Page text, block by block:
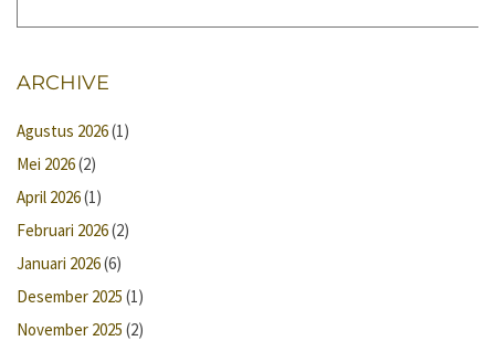
ARCHIVE
Agustus 2026(1)
Mei 2026(2)
April 2026(1)
Februari 2026(2)
Januari 2026(6)
Desember 2025 (1)
November 2025 (2)